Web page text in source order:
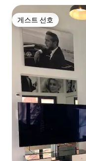
게스트 선호
게스트 선호